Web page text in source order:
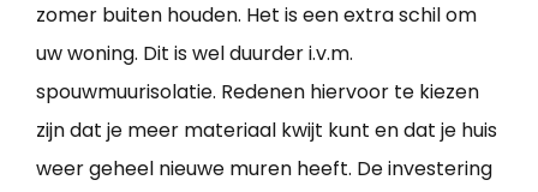
zomer buiten houden. Het is een extra schil om
uw woning. Dit is wel duurder i.v.m.
spouwmuurisolatie. Redenen hiervoor te kiezen
zijn dat je meer materiaal kwijt kunt en dat je huis
weer geheel nieuwe muren heeft. De investering